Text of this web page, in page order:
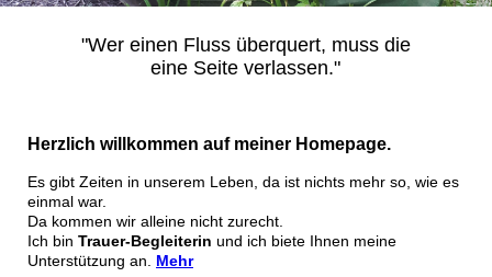
"Wer einen Fluss überquert, muss die
eine Seite verlassen."
Herzlich willkommen auf meiner Homepage.
Es gibt Zeiten in unserem Leben, da ist nichts mehr so, wie es
einmal war.
Da kommen wir alleine nicht zurecht.
Ich bin Trauer-Begleiterin und ich biete Ihnen meine
Unterstützung an. Mehr